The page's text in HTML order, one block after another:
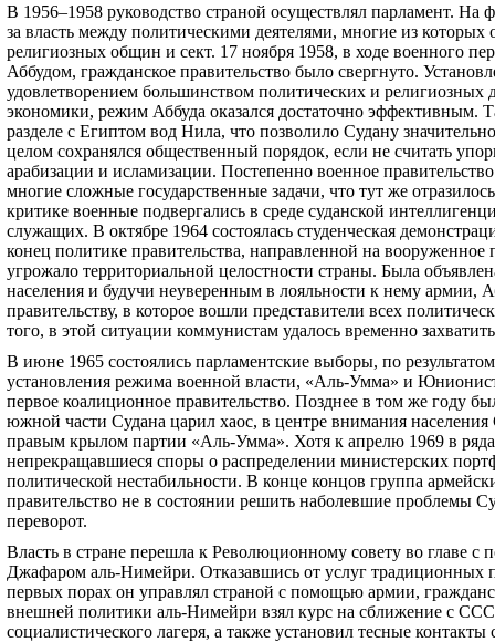
В 1956–1958 руководство страной осуществлял парламент. На
за власть между политическими деятелями, многие из
религиозных общин и сект. 17 ноября 1958, в ходе военного
Аббудом, гражданское правительство было свергнуто.
удовлетворением большинством политических и религиозных
экономики, режим Аббуда оказался достаточно эффективным.
разделе с Египтом вод Нила, что позволило Судану
целом сохранялся общественный порядок, если не считать
арабизации и исламизации. Постепенно военное
многие сложные государственные задачи, что тут же
критике военные подвергались в среде суданской
служащих. В октябре 1964 состоялась студенческая
конец политике правительства, направленной на вооруженное
угрожало территориальной целостности страны. Была
населения и будучи неуверенным в лояльности к нему армии,
правительству, в которое вошли представители всех
того, в этой ситуации коммунистам удалось временно
В июне 1965 состоялись парламентские выборы, по
установления режима военной власти, «Аль-Умма» и
первое коалиционное правительство. Позднее в том же году
южной части Судана царил хаос, в центре внимания
правым крылом партии «Аль-Умма». Хотя к апрелю 1969 в
непрекращавшиеся споры о распределении министерских
политической нестабильности. В конце концов группа
правительство не в состоянии решить наболевшие проблемы
переворот.
Власть в стране перешла к Революционному совету во главе с
Джафаром аль-Нимейри. Отказавшись от услуг традиционных
первых порах он управлял страной с помощью армии,
внешней политики аль-Нимейри взял курс на сближение с
социалистического лагеря, а также установил тесные